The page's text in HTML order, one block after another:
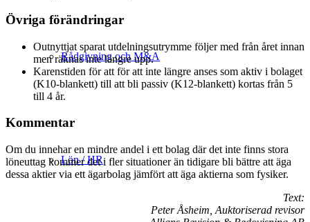
Rådgivning och M&A
Lön / HR
Övriga förändringar
Outnyttjat sparat utdelningsutrymme följer med från året innan
men räknas inte längre upp.
Karenstiden för att för att inte längre anses som aktiv i bolaget
(K10-blankett) till att bli passiv (K12-blankett) kortas från 5
till 4 år.
Kommentar
Om du innehar en mindre andel i ett bolag där det inte finns stora
löneuttag kommer det i fler situationer än tidigare bli bättre att äga
dessa aktier via ett ägarbolag jämfört att äga aktierna som fysiker.
Text:
Peter Åsheim, Auktoriserad revisor